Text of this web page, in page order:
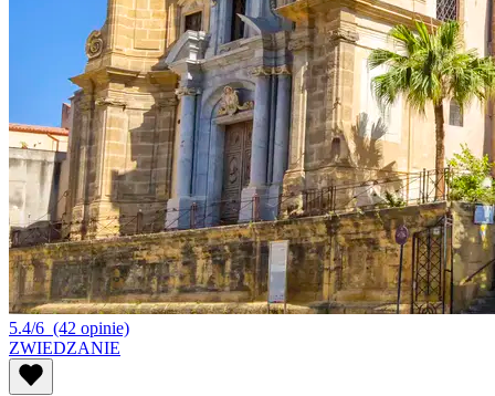
5.4/6 (42 opinie)
ZWIEDZANIE